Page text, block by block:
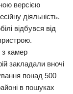
версією
діяльність.
відбувся від
з камер
закладали вночі
понад 500
в пошуках